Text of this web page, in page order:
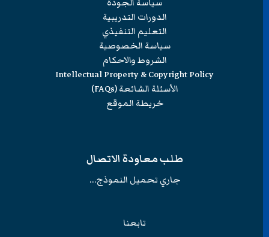
الدورات التدريبية
التعليم التنفيذي
سياسة الخصوصية
الشروط والاحكام
Intellectual Property & Copyright Policy
الأسئلة الشائعة (FAQs)
خريطة الموقع
طلب معاودة الاتصال
جاري تحميل النموذج...
تابعنا